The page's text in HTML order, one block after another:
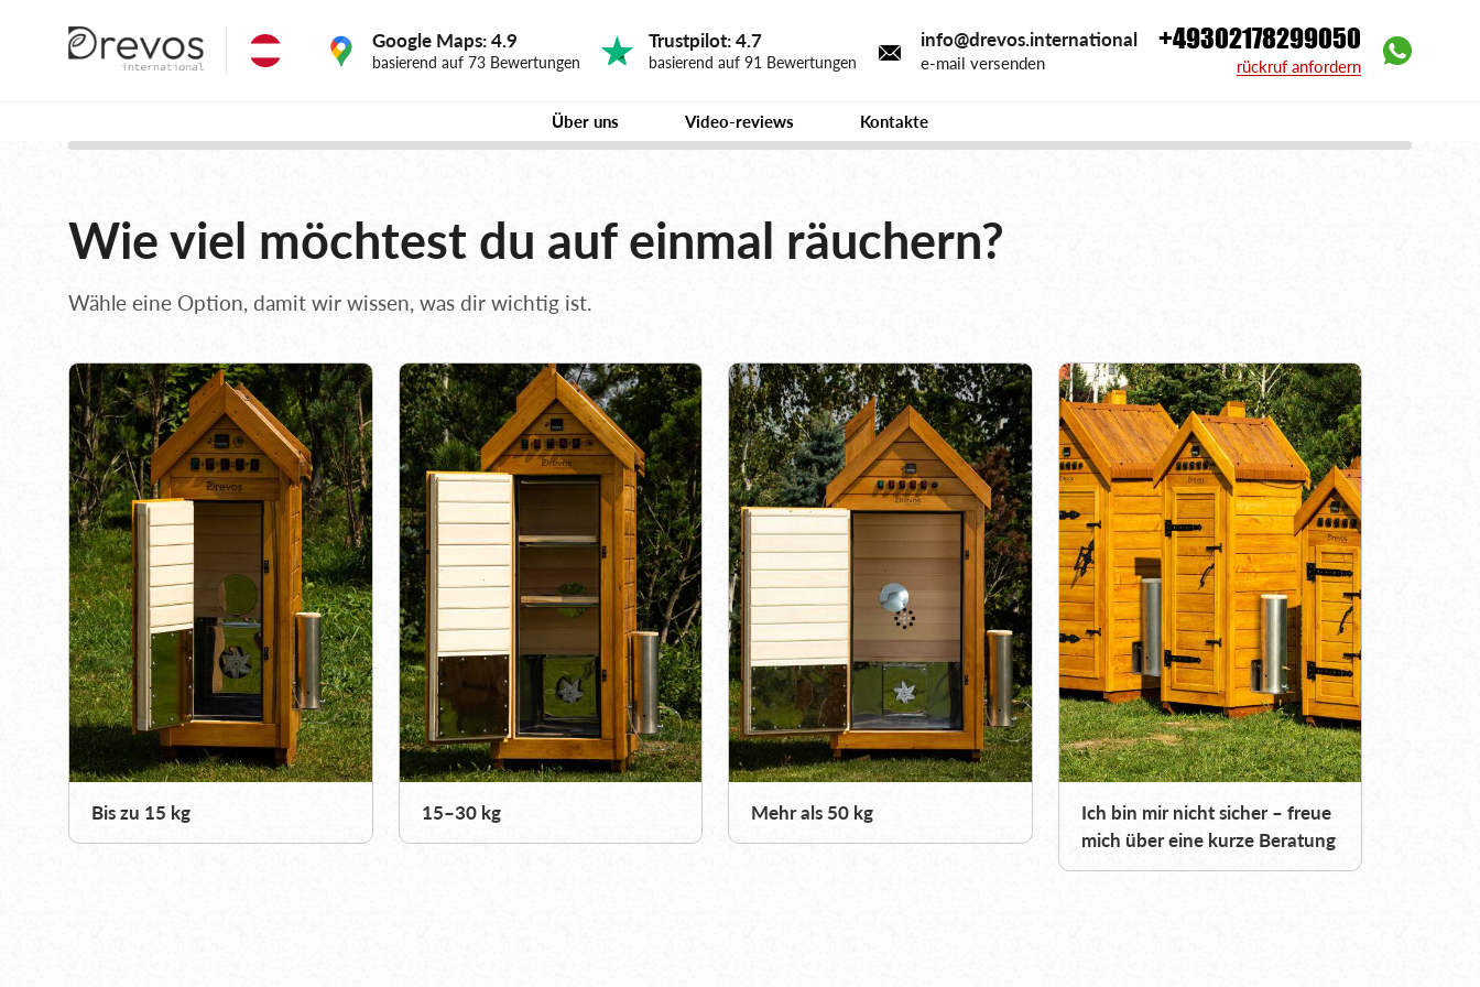
Google Maps: 4.9
basierend auf 73 Bewertungen
Trustpilot: 4.7
basierend auf 91 Bewertungen
info@drevos.international
e-mail versenden
+49302178299050
rückruf anfordern
Über uns Video-reviews Kontakte
Wie viel möchtest du auf einmal räuchern?
Wähle eine Option, damit wir wissen, was dir wichtig ist.
Bis zu 15 kg 15–30 kg Mehr als 50 kg
Ich bin mir nicht sicher – freue
mich über eine kurze Beratung